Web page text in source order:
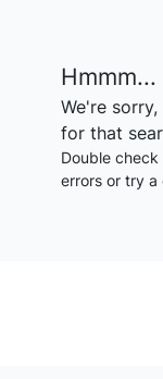
Hmmm...
We're
for that
Double
errors or try a